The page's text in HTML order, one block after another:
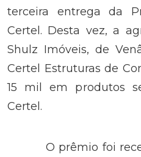
terceira entrega da
Certel. Desta vez, a
Shulz Imóveis, de
Certel Estruturas de
15 mil em produtos
Certel.
O prêmio foi